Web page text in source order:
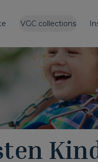
VGC collections